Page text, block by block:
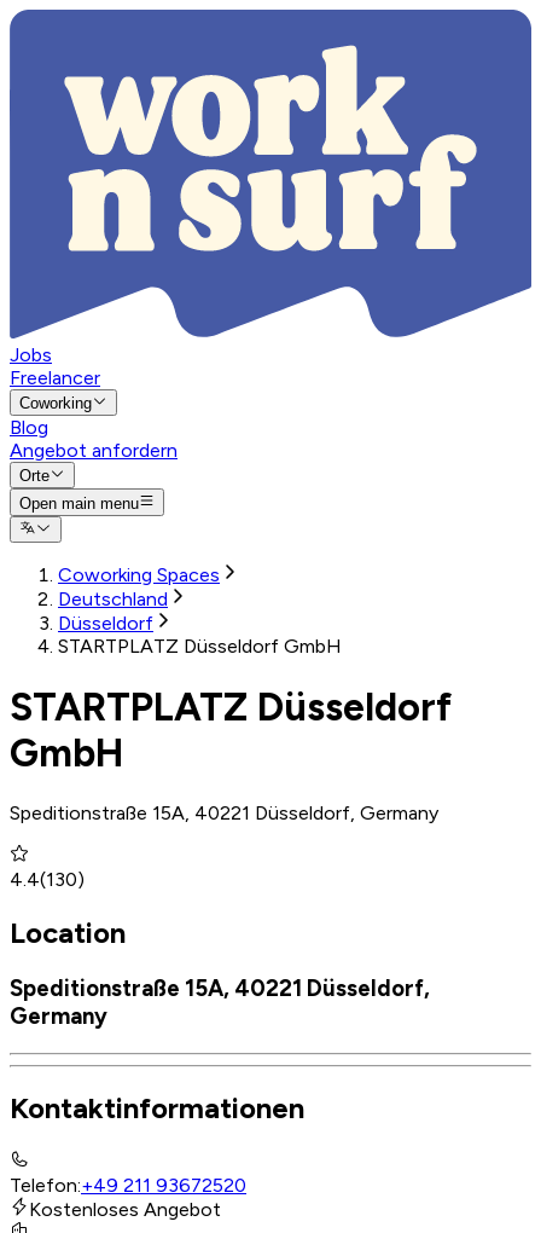
Jobs
Freelancer
Coworking
Blog
Angebot anfordern
Orte
Open main menu
Coworking Spaces
Deutschland
Düsseldorf
STARTPLATZ Düsseldorf GmbH
STARTPLATZ Düsseldorf
GmbH
Speditionstraße 15A, 40221 Düsseldorf, Germany
4.4(130)
Location
Speditionstraße 15A, 40221 Düsseldorf,
Germany
Kontaktinformationen
Telefon:+49 211 93672520
Kostenloses Angebot